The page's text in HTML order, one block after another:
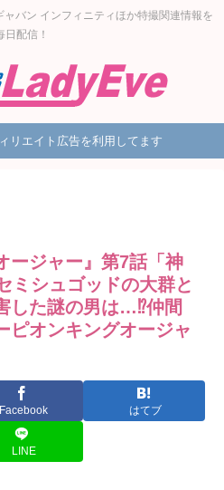
バン インフィニティほか特撮関連情報を
日配信！
リエイト広告を利用してます
ージャー』第7話「神
ミシュゴッドの大群と
した謎の男は…⁉仲間
ピオンキングオージャ
Facebook はてブ
LINE